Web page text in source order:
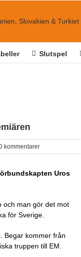
Slutspel
kommentarer
Uros
och man gör det mot
för Sverige.
Begar kommer från
truppen till EM.